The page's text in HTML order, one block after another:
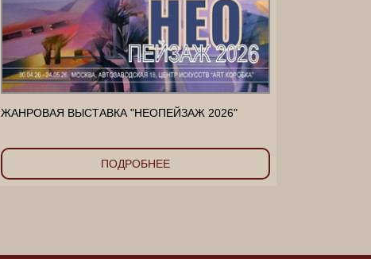
ЖАНРОВАЯ ВЫСТАВКА "НЕОПЕЙЗАЖ 2026"
ПОДРОБНЕЕ